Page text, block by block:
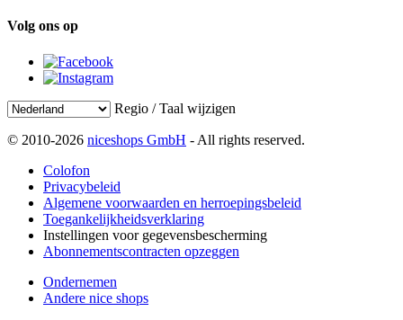
Volg ons op
Regio / Taal wijzigen
© 2010-2026 niceshops GmbH - All rights reserved.
Colofon
Privacybeleid
Algemene voorwaarden en herroepingsbeleid
Toegankelijkheidsverklaring
Instellingen voor gegevensbescherming
Abonnementscontracten opzeggen
Ondernemen
Andere nice shops